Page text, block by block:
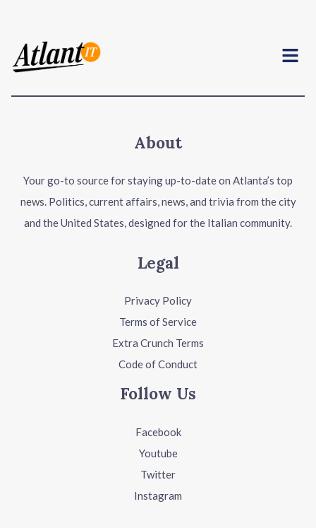
Menu
About
Your go-to source for staying up-to-date on Atlanta’s top
news. Politics, current affairs, news, and trivia from the city
and the United States, designed for the Italian community.
Legal
Privacy Policy
Terms of Service
Extra Crunch Terms
Code of Conduct
Follow Us
Facebook
Youtube
Twitter
Instagram